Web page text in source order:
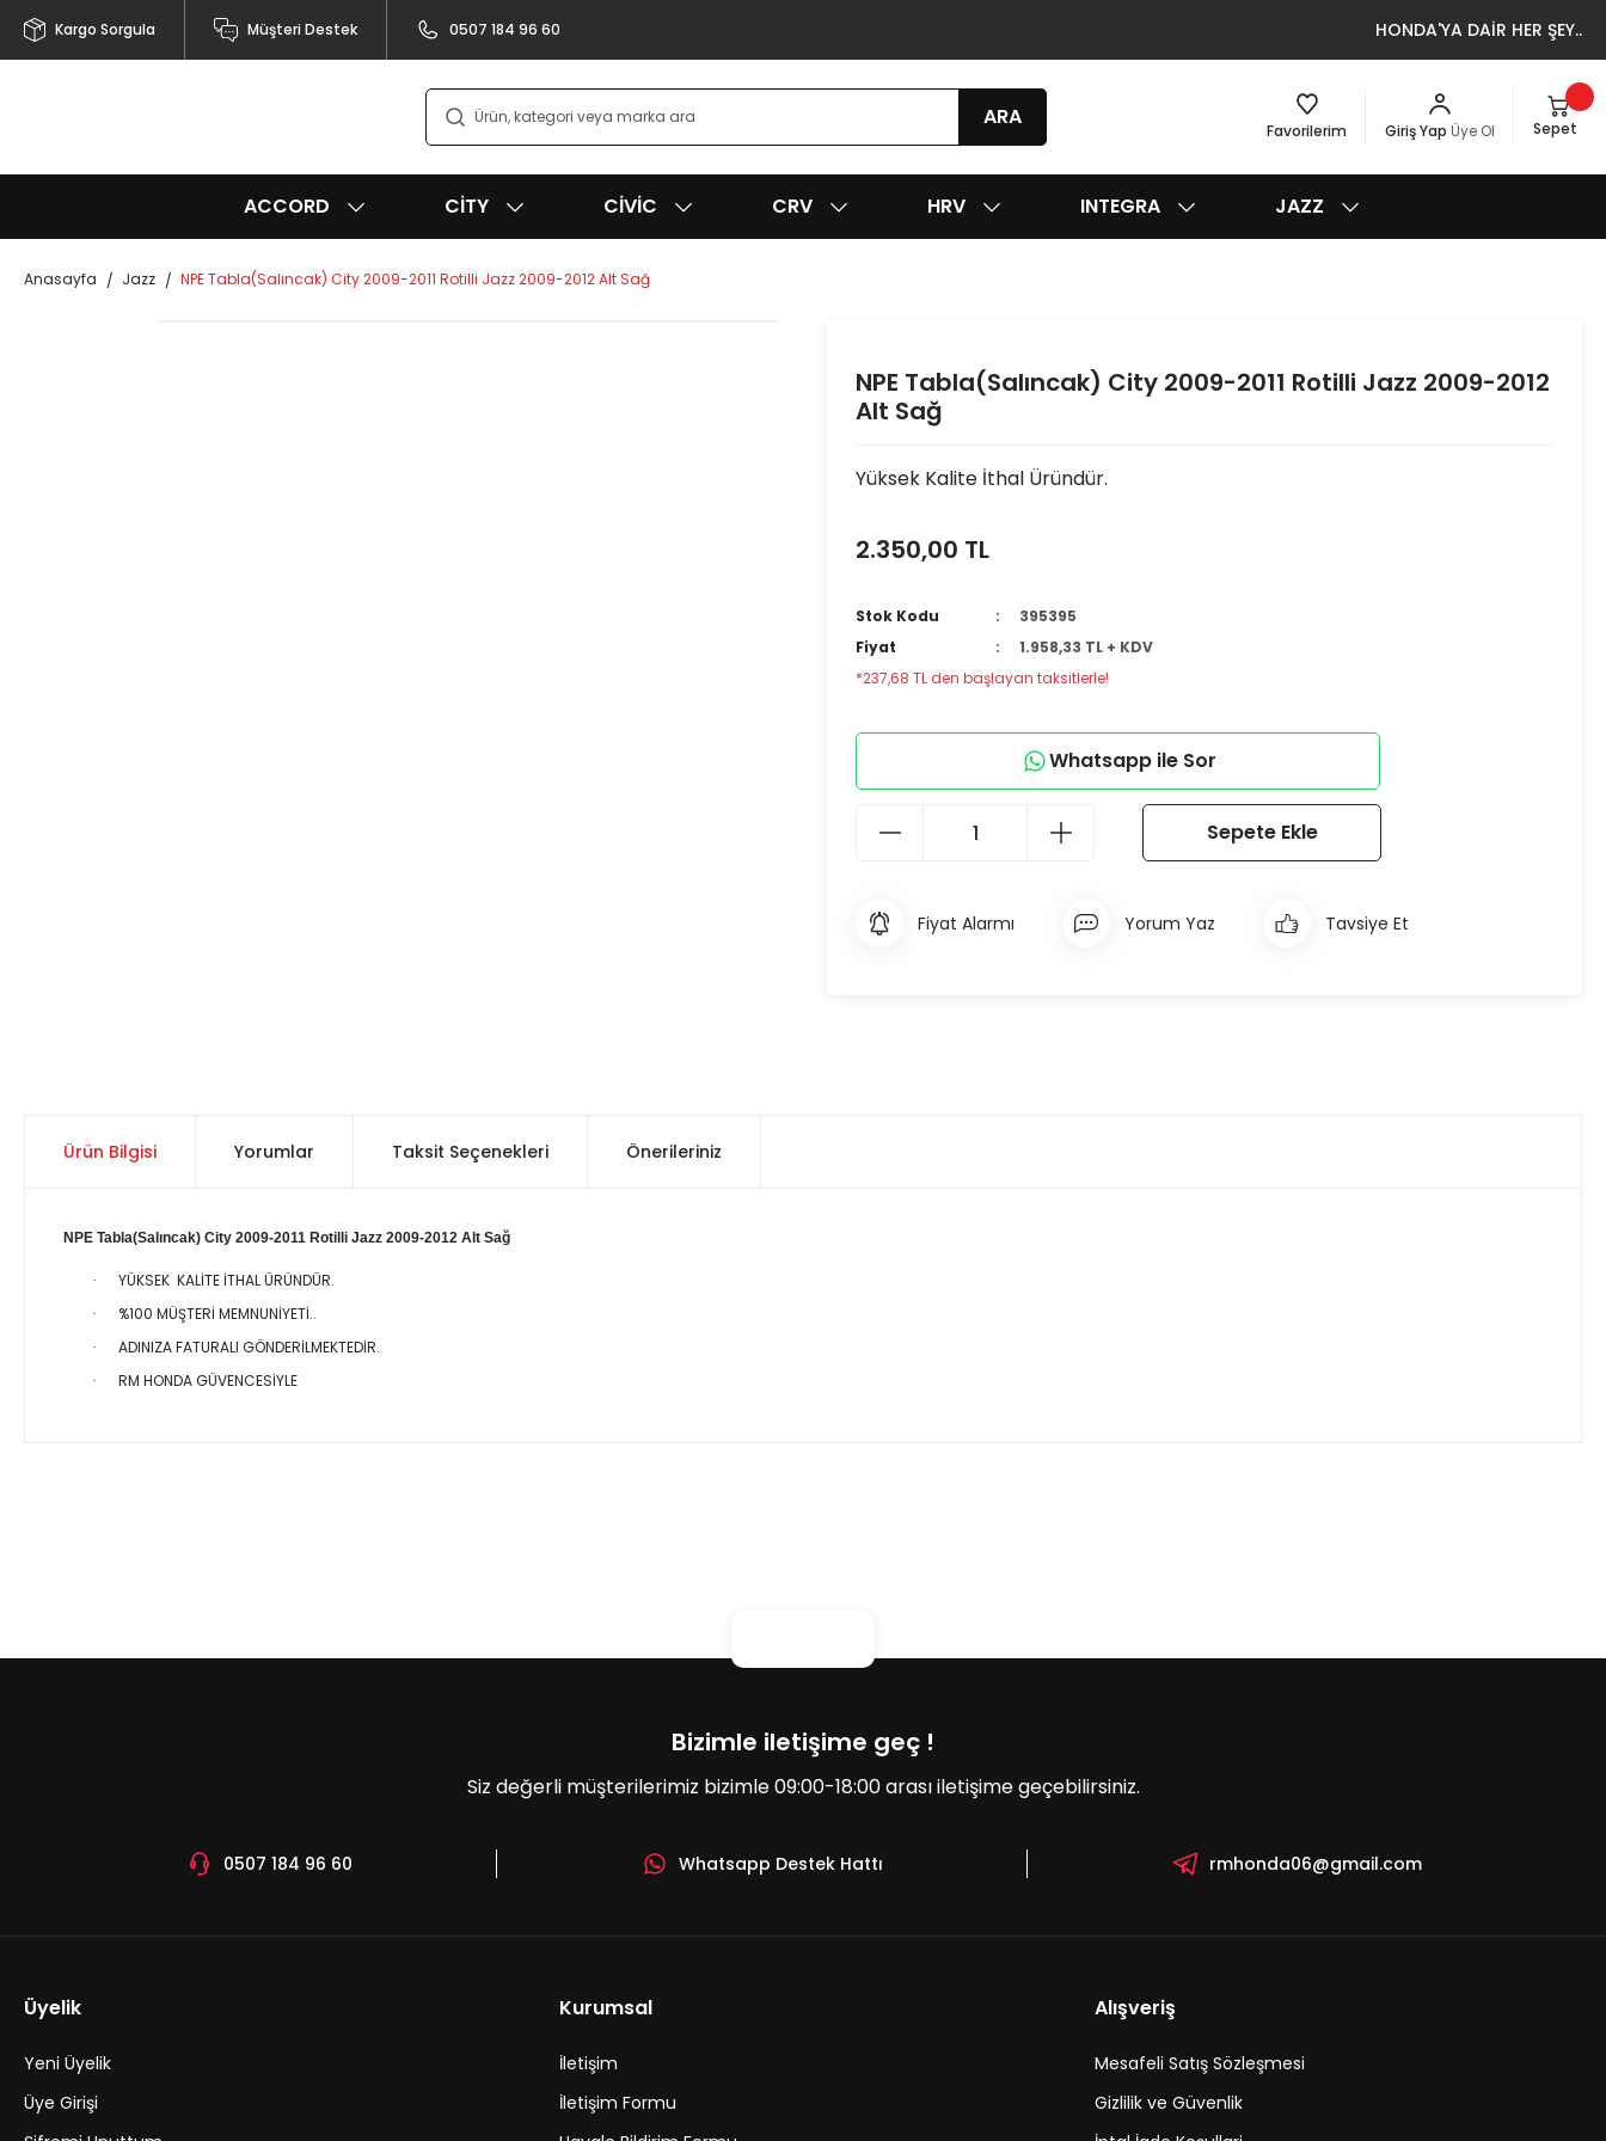
Kargo Sorgula Müşteri Destek 0507 184 96 60 HONDA'YA DAİR HER ŞEY..
ARA
Favorilerim Giriş Yap Üye Ol Sepet
ACCORD CITY CIVIC CRV HRV INTEGRA JAZZ
Anasayfa Jazz NPE Tabla(Salıncak) City 2009-2011 Rotilli Jazz 2009-2012 Alt Sağ
NPE Tabla(Salıncak) City 2009-2011 Rotilli Jazz 2009-2012
Alt Sağ
Yüksek Kalite İthal Üründür.
2.350,00 TL
Stok Kodu
395395
Fiyat
1.958,33 TL + KDV
*237,68 TL den başlayan taksitlerle!
Whatsapp ile Sor
Sepete Ekle
Fiyat Alarmı Yorum Yaz Tavsiye Et
Ürün Bilgisi Yorumlar Taksit Seçenekleri Önerileriniz
NPE Tabla(Salıncak) City 2009-2011 Rotilli Jazz 2009-2012 Alt Sağ
· YÜKSEK KALİTE İTHAL ÜRÜNDÜR.
· %100 MÜŞTERİ MEMNUNİYETİ..
· ADINIZA FATURALI GÖNDERİLMEKTEDİR.
· RM HONDA GÜVENCESİYLE
Gönder
Bizimle iletişime geç !
Siz değerli müşterilerimiz bizimle 09:00-18:00 arası iletişime geçebilirsiniz.
0507 184 96 60 Whatsapp Destek Hattı rmhonda06@gmail.com
Üyelik
Yeni Üyelik
Üye Girişi
Kurumsal
İletişim
İletişim Formu
Alışveriş
Mesafeli Satış Sözleşmesi
Gizlilik ve Güvenlik